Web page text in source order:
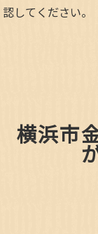
認してください。​
横浜市